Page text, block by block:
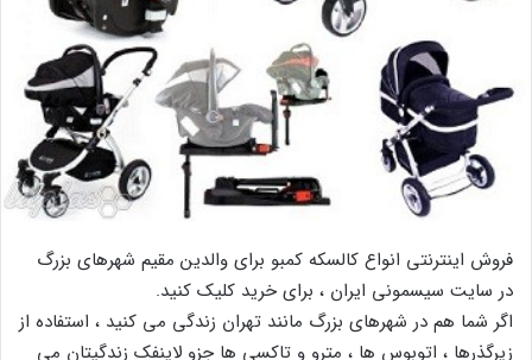
فروش اینترنتی انواع کالسکه کمبو برای والدین مقیم شهرهای بزرگ
در سایت سیسمونی ایران ، برای خرید کلیک کنید.
اگر شما هم در شهرهای بزرگ مانند تهران زندگی می کنید ، استفاده از
زیرگذرها ، اتوبوس ها ، مترو و تاکسی ها جزو لاینفک زندگیتان می